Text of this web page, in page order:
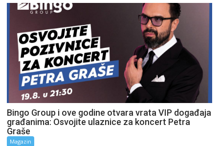
Bingo Group i ove godine otvara vrata VIP događaja
građanima: Osvojite ulaznice za koncert Petra
Graše
Magazin